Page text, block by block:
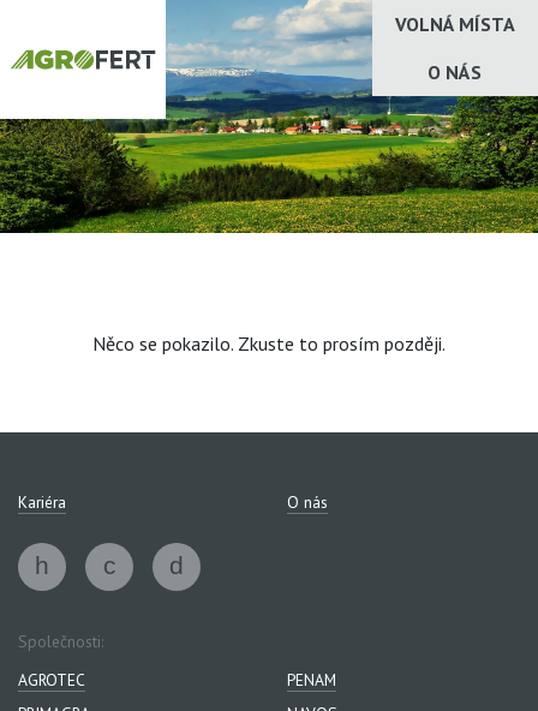
VOLNÁ MÍSTA
O NÁS
Něco se pokazilo. Zkuste to prosím později.
Kariéra O nás
Společnosti:
AGROTEC
PENAM